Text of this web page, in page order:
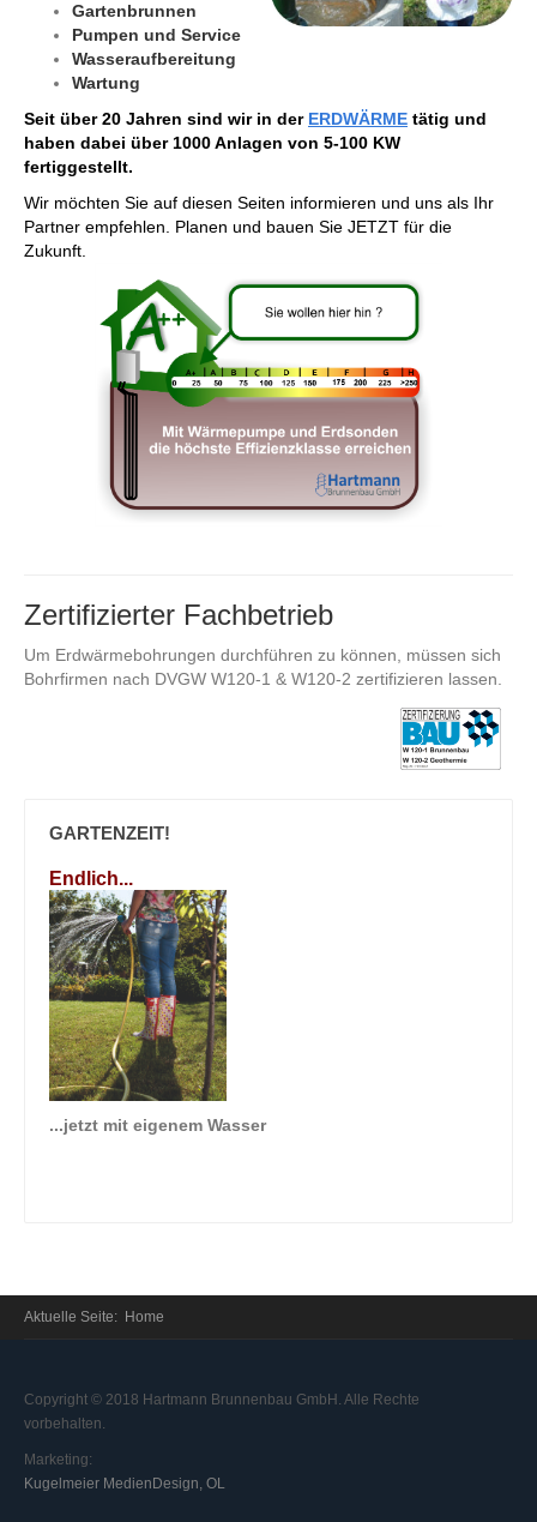
Gartenbrunnen
Pumpen und Service
Wasseraufbereitung
Wartung
Seit über 20 Jahren sind wir in der ERDWÄRME tätig und
haben dabei über 1000 Anlagen von 5-100 KW
fertiggestellt.
Wir möchten Sie auf diesen Seiten informieren und uns als Ihr
Partner empfehlen. Planen und bauen Sie JETZT für die
Zukunft.
Zertifizierter Fachbetrieb
Um Erdwärmebohrungen durchführen zu können, müssen sich
Bohrfirmen nach DVGW W120-1 & W120-2 zertifizieren lassen.
GARTENZEIT!
Endlich...
...jetzt mit eigenem Wasser
Aktuelle Seite: Home
Copyright © 2018 Hartmann Brunnenbau GmbH. Alle Rechte
vorbehalten.
Marketing:
Kugelmeier MedienDesign, OL